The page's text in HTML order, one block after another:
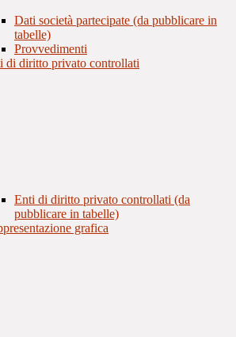
Dati società partecipate (da pubblicare in
tabelle)
Provvedimenti
di diritto privato controllati
Enti di diritto privato controllati (da
pubblicare in tabelle)
grafica